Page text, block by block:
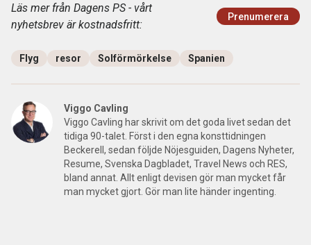
Läs mer från Dagens PS - vårt
nyhetsbrev är kostnadsfritt:
Prenumerera
Flyg resor Solförmörkelse Spanien
Viggo Cavling
Viggo Cavling har skrivit om det goda livet sedan det
tidiga 90-talet. Först i den egna konsttidningen
Beckerell, sedan följde Nöjesguiden, Dagens Nyheter,
Resume, Svenska Dagbladet, Travel News och RES,
bland annat. Allt enligt devisen gör man mycket får
man mycket gjort. Gör man lite händer ingenting.